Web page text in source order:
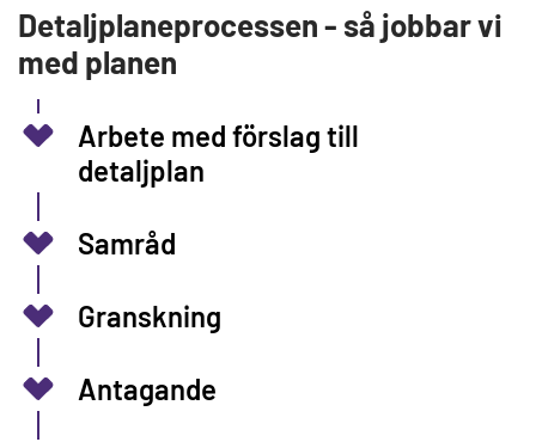
Detaljplaneprocessen - så jobbar vi
med planen
Arbete med förslag till
detaljplan
Samråd
Granskning
Antagande